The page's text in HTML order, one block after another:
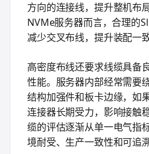
方向的连接线，提升整机布
NVMe服务器而言，合理的
减少交叉布线，提升装配一致
高密度布线还要求线缆具备
性能。服务器内部经常需要
结构加强件和板卡边缘，如
连接器长期受力，影响接触
缆的评估逐渐从单一电气指
境耐受、生产一致性和可追